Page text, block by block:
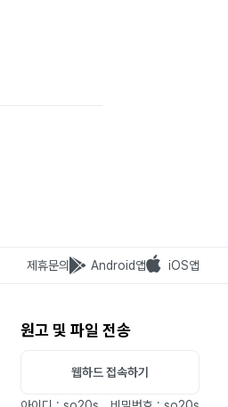
제휴문의 Android앱 iOS앱
원고 및 파일 전송
웹하드 접속하기